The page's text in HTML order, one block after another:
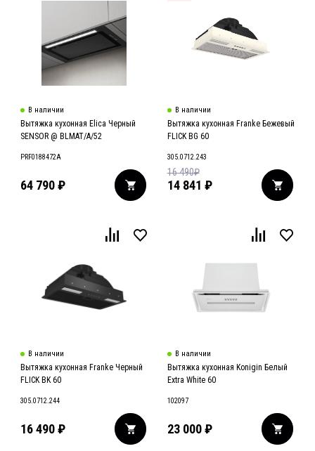
В наличии
Вытяжка кухонная Elica Черный
SENSOR @ BLMAT/A/52
PRF0188472A
64 790₽
В наличии
Вытяжка кухонная Franke Бежевый
FLICK BG 60
305.0712.243
14 841 ₽
16 490₽
В наличии
Вытяжка кухонная Franke Черный
FLICK BK 60
305.0712.244
16 490₽
В наличии
Вытяжка кухонная Konigin Белый
Extra White 60
102097
23 000 ₽